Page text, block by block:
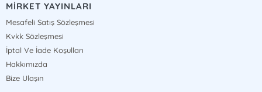
MİRKET YAYINLARI
Mesafeli Satış Sözleşmesi
Kvkk Sözleşmesi
İptal Ve İade Koşulları
Hakkımızda
Bize Ulaşın